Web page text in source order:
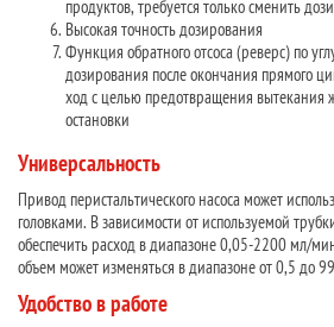
продуктов, требуется только сменить
Высокая точность дозирования
Функция обратного отсоса (реверс) по
дозирования после окончания прямого
ход с целью предотвращения вытекания
остановки
Универсальность
Привод перистальтического насоса может
головками. В зависимости от используемой
обеспечить расход в диапазоне 0,05-2200 мл/
объем может изменяться в диапазоне от 0,5 до
Удобство в работе